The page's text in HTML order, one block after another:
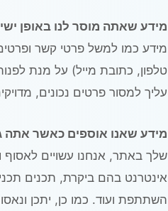
מידע שאתה מוסר לנו באופן
מידע כמו למשל פרטי קשר
טלפון, כתובת מייל) על מנת
עליך למסור פרטים נכונים,
מידע שאנו אוספים כאשר
שלך באתר, אנחנו עשויים לאסוף
אינטרנט בהם ביקרת, תכנים
השתתפת ועוד. כמו כן, יתכן